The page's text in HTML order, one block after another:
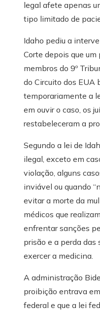
legal afete apenas
tipo limitado de
Idaho pediu a
Corte depois que um
membros do 9º
do Circuito dos EUA
temporariamente a
em ouvir o caso, os
restabeleceram a
Segundo a lei de
ilegal, exceto em
violação, alguns
inviável ou quando
evitar a morte da
médicos que
enfrentar sanções
prisão e a perda das
exercer a medicina.
A administração
proibição entrava
federal e que a lei